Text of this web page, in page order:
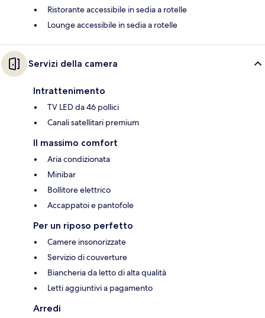
Ristorante accessibile in sedia a rotelle
Lounge accessibile in sedia a rotelle
Servizi della camera
Intrattenimento
TV LED da 46 pollici
Canali satellitari premium
Il massimo comfort
Aria condizionata
Minibar
Bollitore elettrico
Accappatoi e pantofole
Per un riposo perfetto
Camere insonorizzate
Servizio di couverture
Biancheria da letto di alta qualità
Letti aggiuntivi a pagamento
Arredi